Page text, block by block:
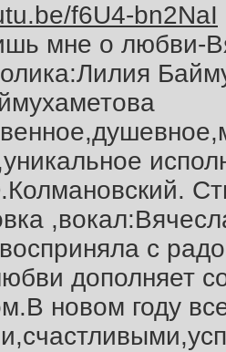
f6U4-bn2NaI
мне о любви-
с
дополняет
новом году